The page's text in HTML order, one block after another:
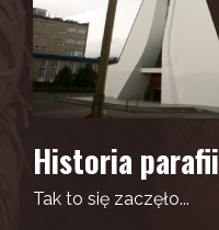
Historia parafii
Tak to się zaczęło...